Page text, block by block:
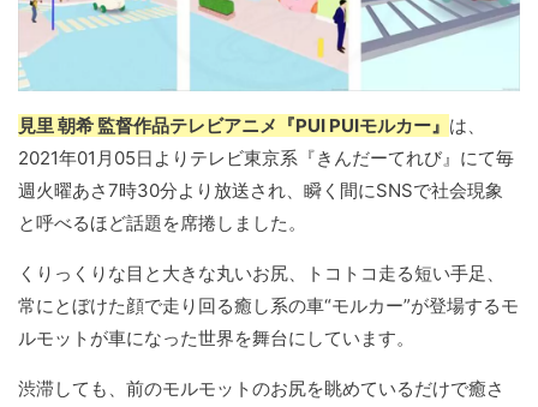
見里 朝希 監督作品テレビアニメ『PUI PUIモルカー』 は、
2021年01月05日よりテレビ東京系『きんだーてれび』にて毎
週火曜あさ7時30分より放送され、瞬く間にSNSで社会現象
と呼べるほど話題を席捲しました。
くりっくりな目と大きな丸いお尻、トコトコ走る短い手足、
常にとぼけた顔で走り回る癒し系の車“モルカー”が登場するモ
ルモットが車になった世界を舞台にしています。
渋滞しても、前のモルモットのお尻を眺めているだけで癒さ